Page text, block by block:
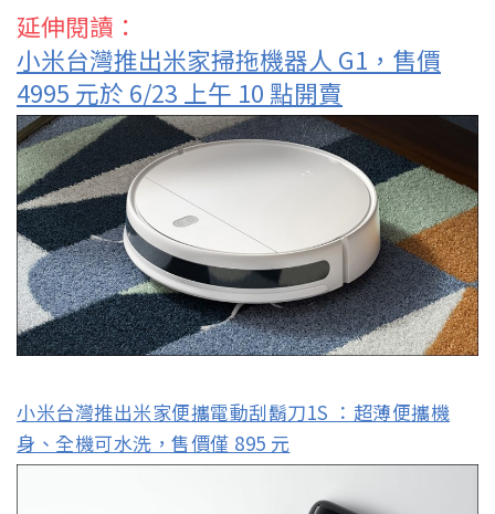
延伸閱讀：
小米台灣推出米家掃拖機器人 G1，售價
4995 元於 6/23 上午 10 點開賣
小米台灣推出米家便攜電動刮鬍刀1S ：超薄便攜機
身、全機可水洗，售價僅 895 元